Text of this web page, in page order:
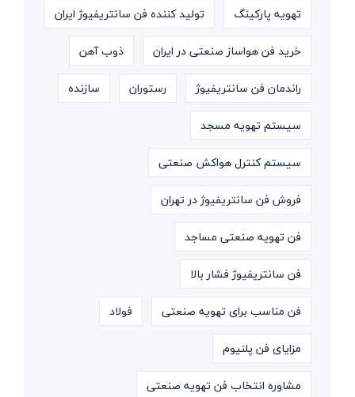
تهویه پارکینگ
تولید کننده فن سانتریفیوژ ایران
خرید فن هواساز صنعتی در ایران
ذوب آهن
راندمان فن سانتریفیوژ
رستوران
سازنده
سیستم تهویه مسجد
سیستم کنترل هواکش صنعتی
فروش فن سانتریفیوژ در تهران
فن تهویه صنعتی مساجد
فن سانتریفیوژ فشار بالا
فن مناسب برای تهویه صنعتی
فولاد
مزایای فن پلنیوم
مشاوره انتخاب فن تهویه صنعتی